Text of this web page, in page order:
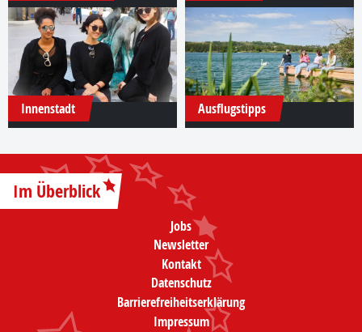
Innenstadt Ausflugstipps
Im Überblick
Jobs
Newsletter
Kontakt
Datenschutz
Barrierefreiheitserklärung
Impressum